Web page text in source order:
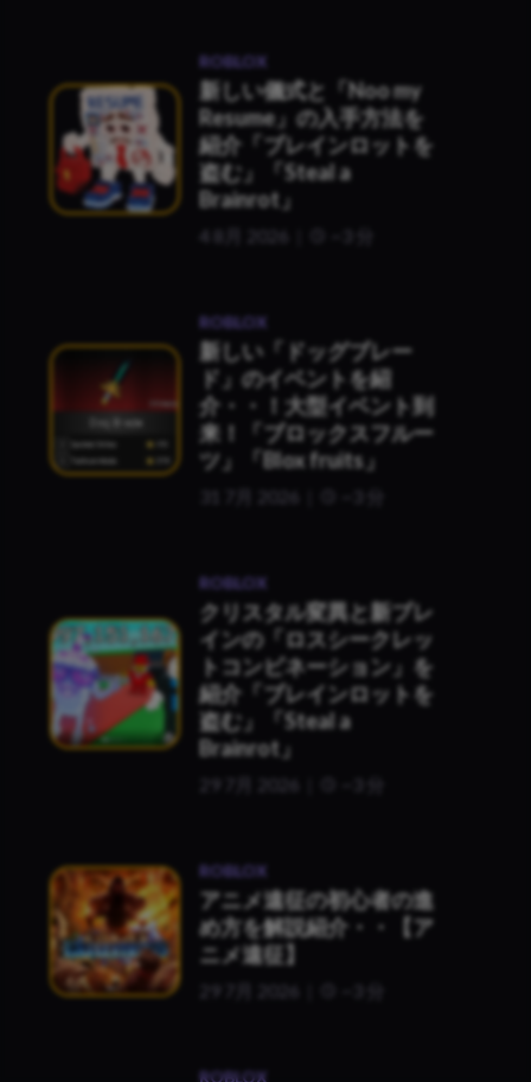
ROBLOX
新しい儀式と「Noo my
Resume」の入手方法を
紹介「ブレインロットを
盗む」「Steal a
Brainrot」
4 8月 2026
ROBLOX
新しい「ドッグブレー
ド」のイベントを紹
介・・！大型イベント到
来！「ブロックスフルー
ツ」「Blox fruits」
31 7月 2026
ROBLOX
クリスタル変異と新ブレ
インの「ロスシークレッ
トコンビネーション」を
紹介「ブレインロットを
盗む」「Steal a
Brainrot」
29 7月 2026
ROBLOX
アニメ遠征の初心者の進
め方を解説紹介・・【ア
ニメ遠征】
29 7月 2026
ROBLOX